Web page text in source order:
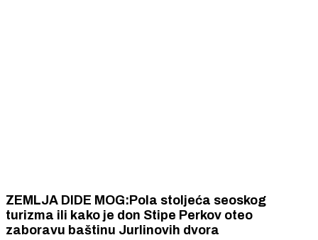
ZEMLJA DIDE MOG:Pola stoljeća seoskog
turizma ili kako je don Stipe Perkov oteo
zaboravu baštinu Jurlinovih dvora